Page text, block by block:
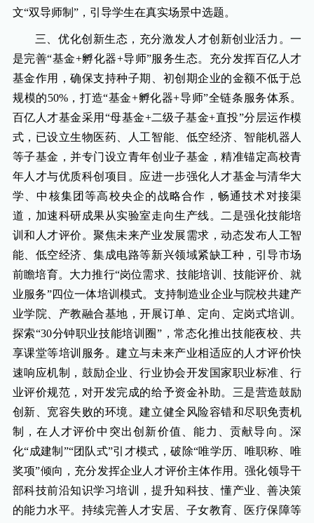
文“双导师制”，引导学生在真实场景中选题。
三、优化创新生态，充分激发人才创新创业活力。一
是完善“基金+孵化器+导师”服务生态。充分发挥百亿人才
基金作用，确保支持种子期、初创期企业的金额不低于总
规模的50%，打造“基金+孵化器+导师”全链条服务体系。
百亿人才基金采用“母基金+二级子基金+直投”分层运作模
式，已设立生物医药、人工智能、低空经济、智能机器人
等子基金，并专门设立青年创业子基金，精准锚定高校青
年人才与优质科创项目。应进一步强化人才基金与清华大
学、中核集团等高校央企的战略合作，畅通技术对接渠
道，加速科研成果从实验室走向生产线。二是强化技能培
训和人才评价。聚焦未来产业发展需求，动态发布人工智
能、低空经济、集成电路等新兴领域紧缺工种，引导市场
前瞻培育。大力推行“岗位需求、技能培训、技能评价、就
业服务”四位一体培训模式。支持制造业企业与院校共建产
业学院、产教融合基地，开展订单、定向、定岗式培训。
探索“30分钟职业技能培训圈”，常态化推出技能夜校、共
享课堂等培训服务。建立与未来产业相适应的人才评价快
速响应机制，鼓励企业、行业协会开发国家职业标准、行
业评价规范，对开发完成的给予资金补助。三是营造鼓励
创新、宽容失败的环境。建立健全风险容错和尽职免责机
制，在人才评价中突出创新价值、能力、贡献导向。深
化“成建制”“团队式”引才模式，破除“唯学历、唯职称、唯
奖项”倾向，充分发挥企业人才评价主体作用。强化领导干
部科技前沿知识学习培训，提升知科技、懂产业、善决策
的能力水平。持续完善人才安居、子女教育、医疗保障等